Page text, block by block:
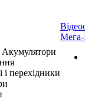
Акумулятори
і перехідники
Мега-